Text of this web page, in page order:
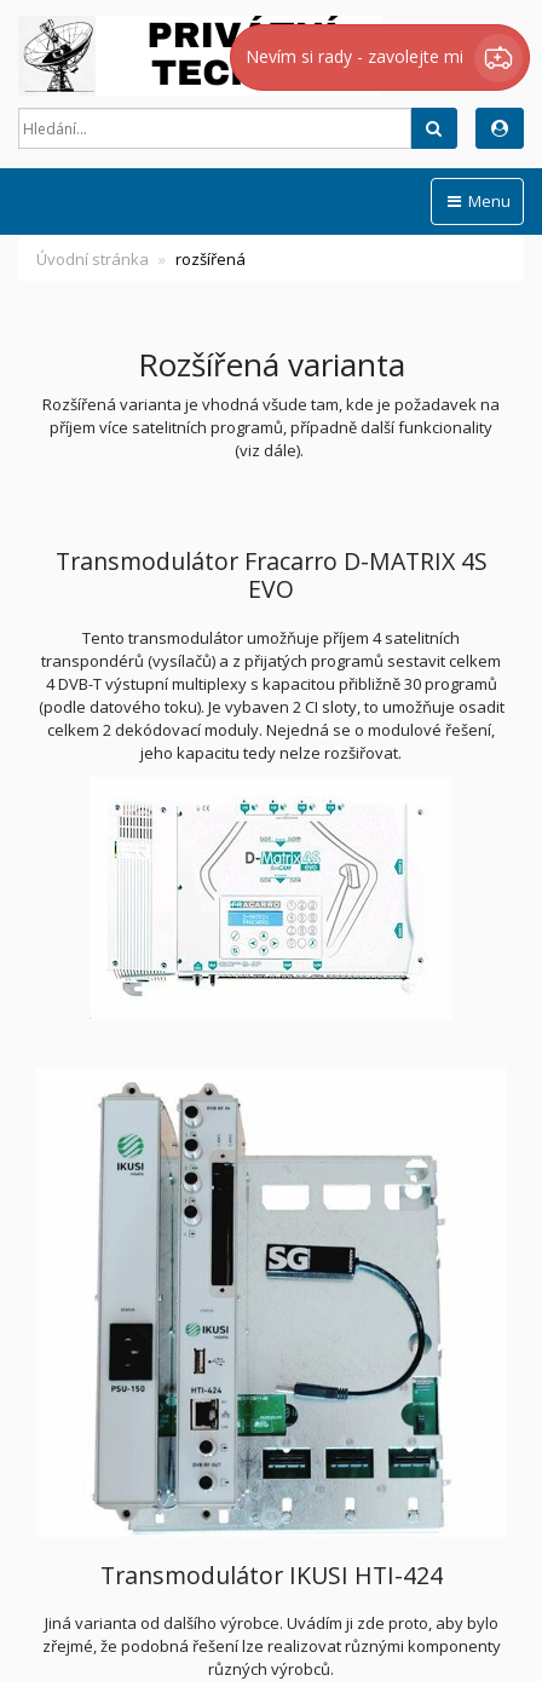
Nevím si rady - zavolejte mi
Menu
Úvodní stránka rozšířená
Rozšířená varianta
Rozšířená varianta je vhodná všude tam, kde je požadavek na
příjem více satelitních programů, případně další funkcionality
(viz dále).
Transmodulátor Fracarro D-MATRIX 4S
EVO
Tento transmodulátor umožňuje příjem 4 satelitních
transpondérů (vysílačů) a z přijatých programů sestavit celkem
4 DVB-T výstupní multiplexy s kapacitou přibližně 30 programů
(podle datového toku). Je vybaven 2 CI sloty, to umožňuje osadit
celkem 2 dekódovací moduly. Nejedná se o modulové řešení,
jeho kapacitu tedy nelze rozšiřovat.
Transmodulátor IKUSI HTI-424
Jiná varianta od dalšího výrobce. Uvádím ji zde proto, aby bylo
zřejmé, že podobná řešení lze realizovat různými komponenty
různých výrobců.